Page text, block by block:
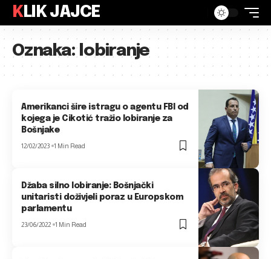
KLIK JAJCE
Oznaka:lobiranje
Amerikanci šire istragu o agentu FBI od
kojega je Cikotić tražio lobiranje za
Bošnjake
12/02/2023 1 Min Read
Džaba silno lobiranje: Bošnjački
unitaristi doživjeli poraz u Europskom
parlamentu
23/06/2022 1 Min Read